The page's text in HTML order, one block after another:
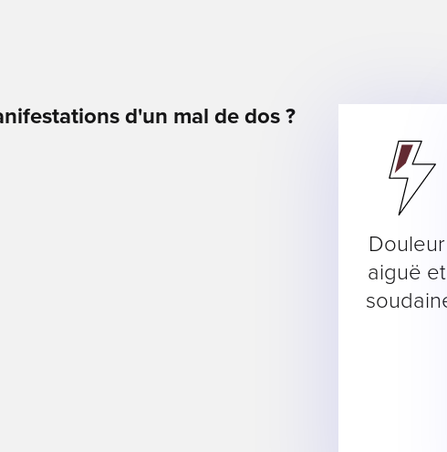
d'un mal de dos ?
Douleur
aiguë et